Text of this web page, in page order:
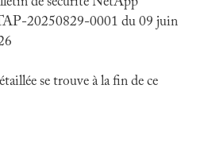
20250829-0001 du 09 juin
se trouve à la fin de ce